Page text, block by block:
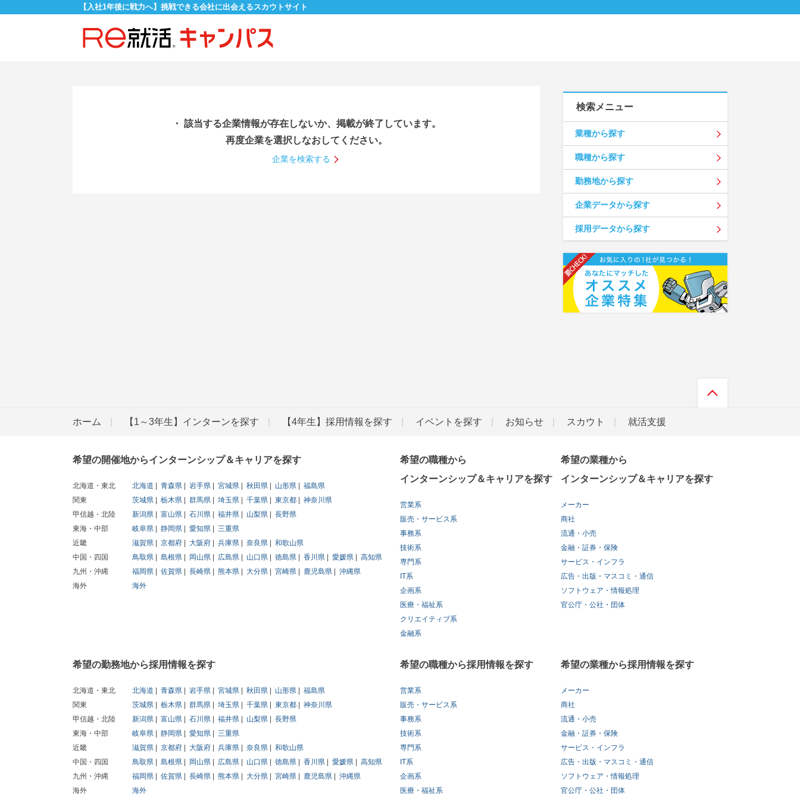
【入社1年後に戦力へ】挑戦できる会社に出会えるスカウトサイト
・ 該当する企業情報が存在しないか、掲載が終了しています。
再度企業を選択しなおしてください。
企業を検索する
検索メニュー
業種から探す
職種から探す
勤務地から探す
企業データから探す
採用データから探す
ホーム 【1～3年生】インターンを探す 【4年生】採用情報を探す イベントを探す お知らせ スカウト 就活支援
希望の開催地からインターンシップ＆キャリアを探す
北海道・東北 北海道 青森県 岩手県 宮城県 秋田県 山形県
福島県
関東
茨城県 栃木県 群馬県 埼玉県 千葉県 東京都
神奈川県
甲信越・北陸
新潟県 富山県 石川県 福井県 山梨県
長野県
東海・中部
岐阜県 静岡県 愛知県
三重県
近畿
滋賀県 京都府 大阪府 兵庫県 奈良県
和歌山県
中国・四国
鳥取県 島根県 岡山県 広島県 山口県 徳島県 香川県 愛媛県
高知県
九州・沖縄
福岡県 佐賀県 長崎県 熊本県 大分県 宮崎県 鹿児島県
沖縄県
海外
海外
希望の職種から
インターンシップ＆キャリアを探す
営業系
販売・サービス系
事務系
技術系
専門系
IT系
企画系
医療・福祉系
クリエイティブ系
金融系
希望の業種から
インターンシップ＆キャリアを探す
メーカー
商社
流通・小売
金融・証券・保険
サービス・インフラ
広告・出版・マスコミ・通信
ソフトウェア・情報処理
官公庁・公社・団体
希望の勤務地から採用情報を探す
北海道・東北 北海道 青森県 岩手県 宮城県 秋田県 山形県
福島県
関東
茨城県 栃木県 群馬県 埼玉県 千葉県 東京都
神奈川県
甲信越・北陸
新潟県 富山県 石川県 福井県 山梨県
長野県
東海・中部
岐阜県 静岡県 愛知県
三重県
近畿
滋賀県 京都府 大阪府 兵庫県 奈良県
和歌山県
中国・四国
鳥取県 島根県 岡山県 広島県 山口県 徳島県 香川県 愛媛県
高知県
九州・沖縄
福岡県 佐賀県 長崎県 熊本県 大分県 宮崎県 鹿児島県
沖縄県
海外
海外
希望の職種から採用情報を探す
営業系
販売・サービス系
事務系
技術系
専門系
IT系
企画系
医療・福祉系
希望の業種から採用情報を探す
メーカー
商社
流通・小売
金融・証券・保険
サービス・インフラ
広告・出版・マスコミ・通信
ソフトウェア・情報処理
官公庁・公社・団体